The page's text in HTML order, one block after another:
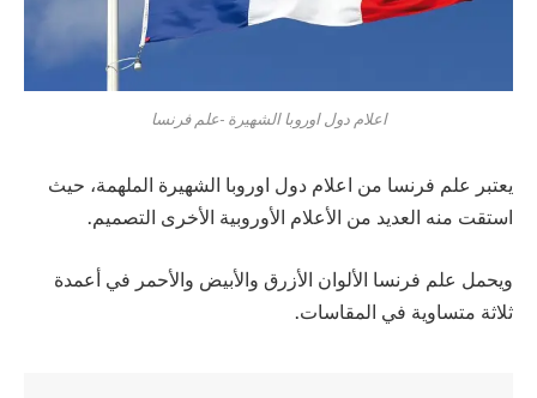
اعلام دول اوروبا الشهيرة -علم فرنسا
يعتبر علم فرنسا من اعلام دول اوروبا الشهيرة الملهمة، حيث
استقت منه العديد من الأعلام الأوروبية الأخرى التصميم.
ويحمل علم فرنسا الألوان الأزرق والأبيض والأحمر في أعمدة
ثلاثة متساوية في المقاسات.